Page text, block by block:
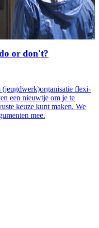
or don't?
(jeugdwerk)organisatie flexi-
een nieuwtje om je te
keuze kunt maken. We
mee.